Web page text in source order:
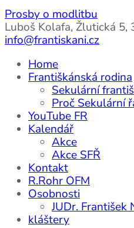
Prosby o modlitbu
Luboš Kolafa, Žlutická 5,
info@frantiskani.cz
Home
Františkánská rodina
Sekulární
Proč Sekulární
YouTube FR
Kalendář
Akce
Akce SFŘ
Kontakt
R.Rohr OFM
Osobnosti
JUDr. František
kláštery